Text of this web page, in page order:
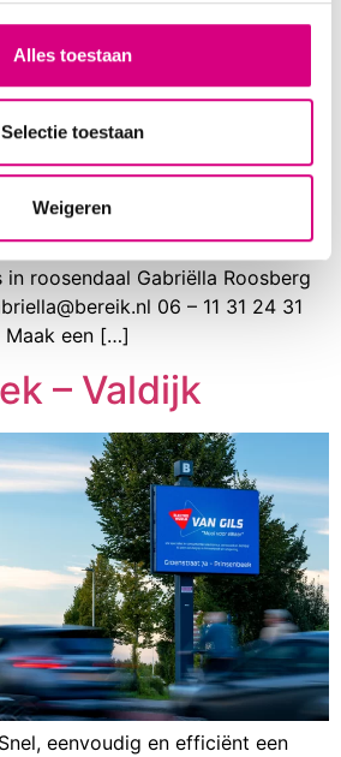
Alles toestaan
Selectie toestaan
Weigeren
A17 Roosendaal richting Rotterdam
Snel, eenvoudig en efficiënt een
187.657, richting Roosendaal
reclamemast snelweglocatie
roosendaal Gabriëlla Roosberg
06 – 11 31 24 31
een […]
– Valdijk
eenvoudig en efficiënt een